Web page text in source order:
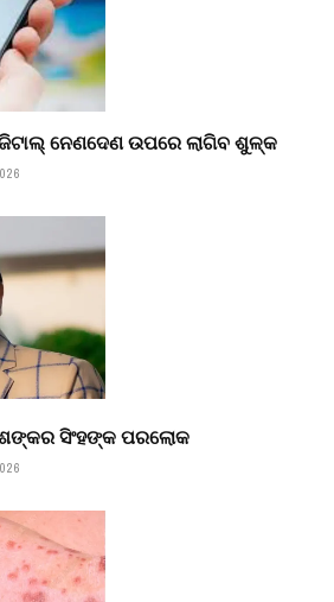
ନେଣଦେଣ ଉପରେ ଲାଗିବ ଶୁଳ୍କ
ସିଂହଙ୍କ ପରଲୋକ